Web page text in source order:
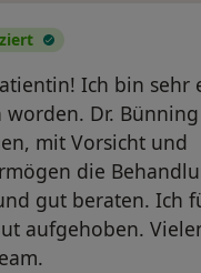
Ich bin sehr
Dr.
mit Vorsicht und
die
gut beraten. Ich
aufgehoben.